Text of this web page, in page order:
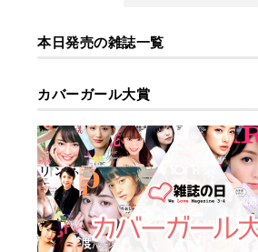
本日発売の雑誌一覧
カバーガール大賞